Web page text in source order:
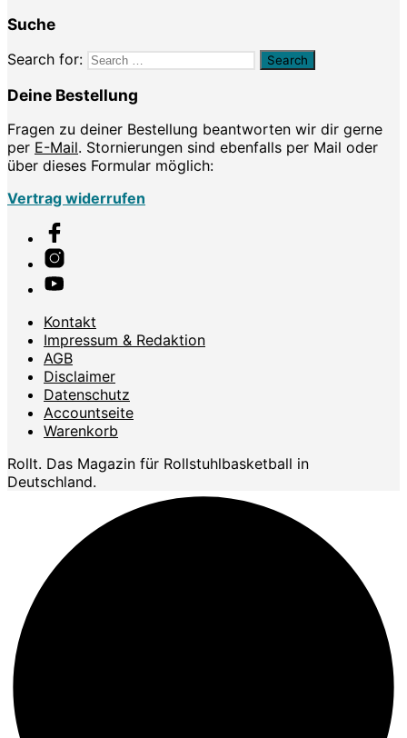
Suche
Search for:
Deine Bestellung
Fragen zu deiner Bestellung beantworten wir dir gerne
per E-Mail. Stornierungen sind ebenfalls per Mail oder
über dieses Formular möglich:
Vertrag widerrufen
Kontakt
Impressum & Redaktion
AGB
Disclaimer
Datenschutz
Accountseite
Warenkorb
Rollt. Das Magazin für Rollstuhlbasketball in
Deutschland.